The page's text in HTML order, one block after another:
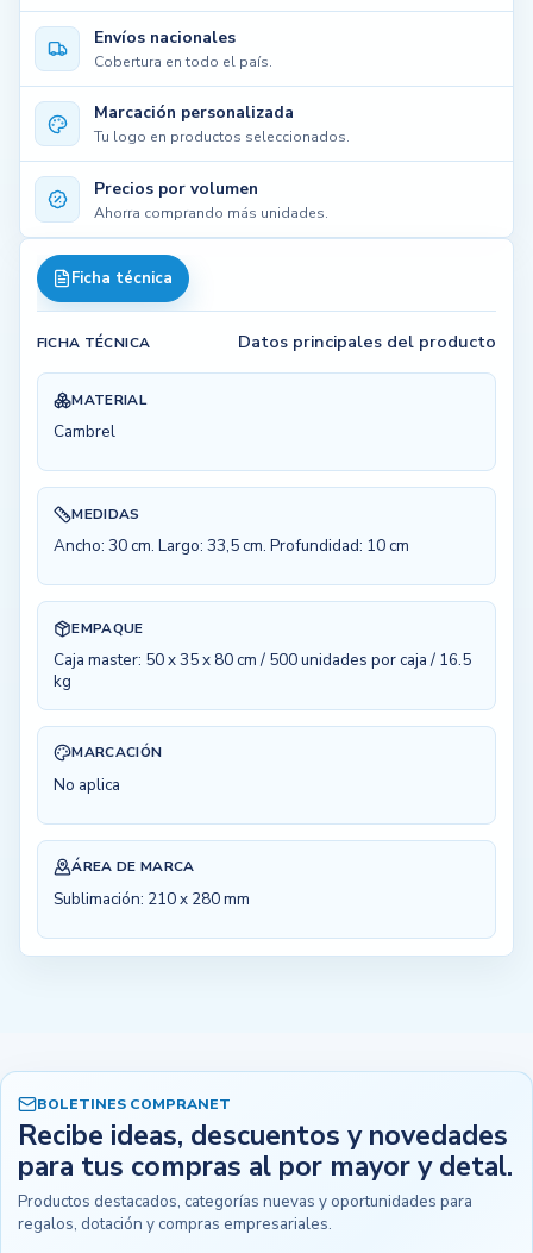
Envíos nacionales
Cobertura en todo el país.
Marcación personalizada
Tu logo en productos seleccionados.
Precios por volumen
Ahorra comprando más unidades.
Ficha técnica
FICHA TÉCNICA Datos principales del producto
MATERIAL
Cambrel
MEDIDAS
Ancho: 30 cm. Largo: 33,5 cm. Profundidad: 10 cm
EMPAQUE
Caja master: 50 x 35 x 80 cm / 500 unidades por caja / 16.5
kg
MARCACIÓN
No aplica
ÁREA DE MARCA
Sublimación: 210 x 280 mm
BOLETINES COMPRANET
Recibe ideas, descuentos y novedades
para tus compras al por mayor y detal.
Productos destacados, categorías nuevas y oportunidades para
regalos, dotación y compras empresariales.